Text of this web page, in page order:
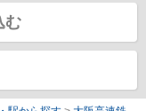
む